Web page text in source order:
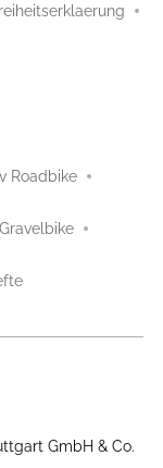
Roadbike
GmbH & Co.